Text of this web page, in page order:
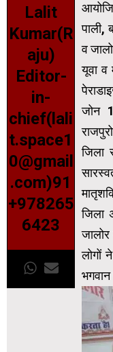
Lalit
Kumar(R
aju)
Editor-
in-
chief(lali
t.space1
0@gmail
.com)91
+978265
6423
पाली,
व
यूवा व
जोन
जिला
जिला
लोगों
भगवान